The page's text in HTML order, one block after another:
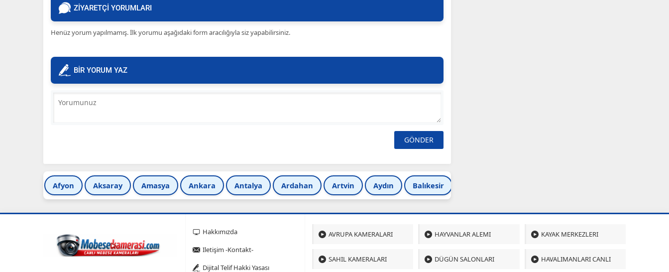
ZİYARETÇİ YORUMLARI
Henüz yorum yapılmamış. İlk yorumu aşağıdaki form aracılığıyla siz yapabilirsiniz.
BİR YORUM YAZ
Afyon Aksaray Amasya Ankara Antalya Ardahan Artvin Aydın Balıkesir
Hakkımızda
Iletişim -Kontakt-
Dijital Telif Hakki Yasası
AVRUPA KAMERALARI HAYVANLAR ALEMI KAYAK MERKEZLERI
SAHIL KAMERALARI DÜGÜN SALONLARI HAVALIMANLARI CANLI